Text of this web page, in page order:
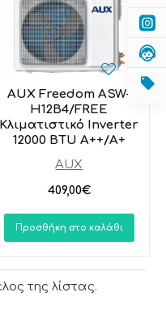
AUX
AUX Freedom ASW-
H12B4/FREE
Κλιματιστικό Inverter
12000 BTU A++/A+
409,00€
Προσθήκη στο καλάθι
της λίστας.